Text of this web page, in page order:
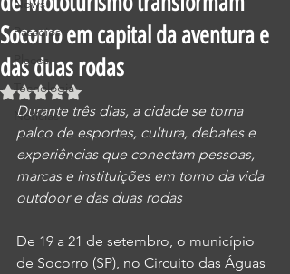
News
Passeios
Places
Tecnologia
Notícias
Socorro em capital da aventura e
das duas rodas
Avaliado com NaN de 5 estrelas.
Durante três dias, a cidade se torna
palco de esportes, cultura, debates e
experiências que conectam pessoas,
marcas e instituições em torno da vida
outdoor e das duas rodas
De 19 a 21 de setembro, o município
de Socorro (SP), no Circuito das Águas